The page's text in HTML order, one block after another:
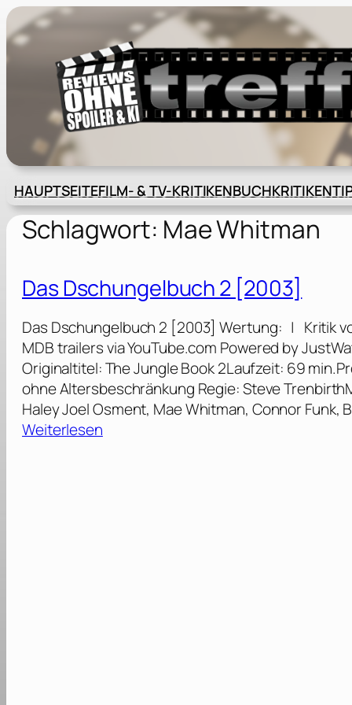
Zum
Inhalt
springen
HAUPTSEITEFILM- & TV-KRITIKENBUCHKRITIKEN
Schlagwort: Mae Whitman
Das Dschungelbuch 2 [2003]
Das Dschungelbuch 2 [2003] Wertung: | Kritik
MDB trailers via YouTube.com Powered by
Originaltitel: The Jungle Book 2Laufzeit: 69
ohne Altersbeschränkung Regie: Steve
Haley Joel Osment, Mae Whitman, Connor Funk,
Weiterlesen: